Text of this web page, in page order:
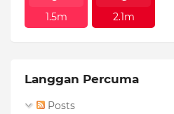
1.5m 2.1m
Langgan Percuma
Posts